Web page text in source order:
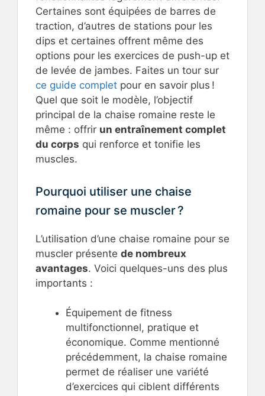
Certaines sont équipées de barres de
traction, d’autres de stations pour les
dips et certaines offrent même des
options pour les exercices de push-up et
de levée de jambes. Faites un tour sur
ce guide complet pour en savoir plus !
Quel que soit le modèle, l’objectif
principal de la chaise romaine reste le
même : offrir un entraînement complet
du corps qui renforce et tonifie les
muscles.
Pourquoi utiliser une chaise
romaine pour se muscler ?
L’utilisation d’une chaise romaine pour se
muscler présente de nombreux
avantages. Voici quelques-uns des plus
importants :
Équipement de fitness
multifonctionnel, pratique et
économique. Comme mentionné
précédemment, la chaise romaine
permet de réaliser une variété
d’exercices qui ciblent différents